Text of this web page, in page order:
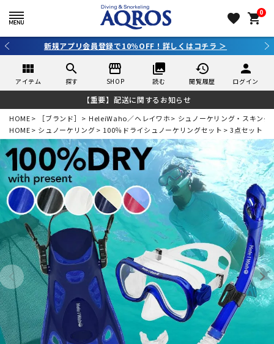
favorite 0
shopping_cart
新規アプリ会員登録で10％OFF！詳しくはコチラ ＞
view_module
アイテム
search
探す
storefront
SHOP
collections
読む
history
閲覧履歴
person
ログイン
【重要】配送に関するお知らせ
HOME ［ブランド］ HeleiWaho／ヘレイワホ
シュノーケリング・スキンダ
HOME
シュノーケリング 100％ドライシュノーケリングセット 3点セット